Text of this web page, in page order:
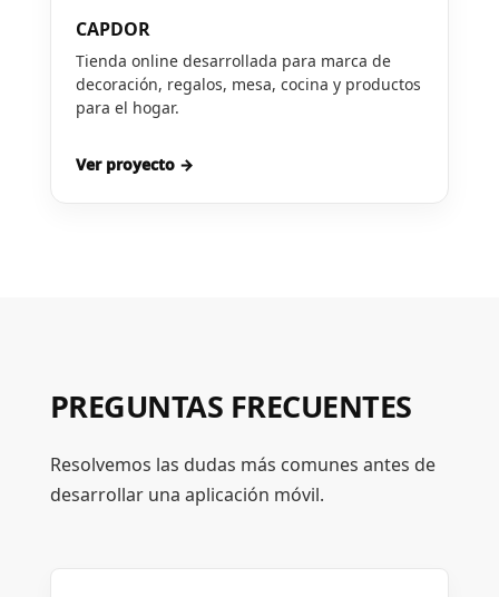
CAPDOR
Tienda online desarrollada para marca de
decoración, regalos, mesa, cocina y productos
para el hogar.
Ver proyecto →
PREGUNTAS FRECUENTES
Resolvemos las dudas más comunes antes de
desarrollar una aplicación móvil.